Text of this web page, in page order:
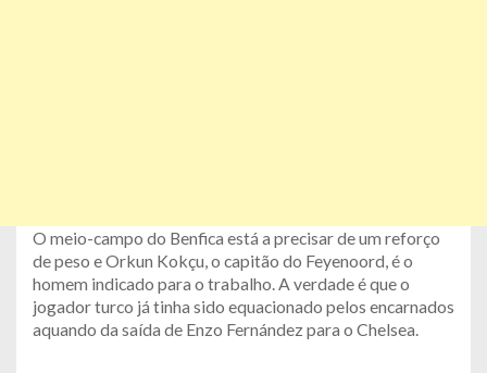
O meio-campo do Benfica está a precisar de um reforço
de peso e Orkun Kokçu, o capitão do Feyenoord, é o
homem indicado para o trabalho. A verdade é que o
jogador turco já tinha sido equacionado pelos encarnados
aquando da saída de Enzo Fernández para o Chelsea.